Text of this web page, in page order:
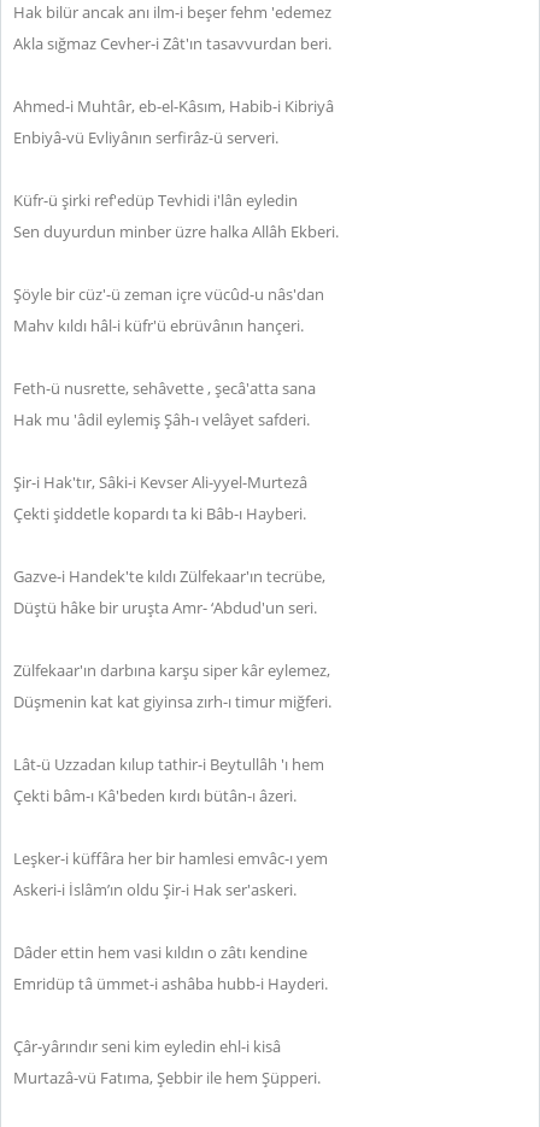
Hak bilür ancak anı ilm-i beşer fehm 'edemez
Akla sığmaz Cevher-i Zât'ın tasavvurdan beri.
Ahmed-i Muhtâr, eb-el-Kâsım, Habib-i Kibriyâ
Enbiyâ-vü Evliyânın serfirâz-ü serveri.
Küfr-ü şirki ref'edüp Tevhidi i'lân eyledin
Sen duyurdun minber üzre halka Allâh Ekberi.
Şöyle bir cüz'-ü zeman içre vücûd-u nâs'dan
Mahv kıldı hâl-i küfr'ü ebrüvânın hançeri.
Feth-ü nusrette, sehâvette , şecâ'atta sana
Hak mu 'âdil eylemiş Şâh-ı velâyet safderi.
Şir-i Hak'tır, Sâki-i Kevser Ali-yyel-Murtezâ
Çekti şiddetle kopardı ta ki Bâb-ı Hayberi.
Gazve-i Handek'te kıldı Zülfekaar'ın tecrübe,
Düştü hâke bir uruşta Amr- ‘Abdud'un seri.
Zülfekaar'ın darbına karşu siper kâr eylemez,
Düşmenin kat kat giyinsa zırh-ı timur miğferi.
Lât-ü Uzzadan kılup tathir-i Beytullâh 'ı hem
Çekti bâm-ı Kâ'beden kırdı bütân-ı âzeri.
Leşker-i küffâra her bir hamlesi emvâc-ı yem
Askeri-i İslâm’ın oldu Şir-i Hak ser'askeri.
Dâder ettin hem vasi kıldın o zâtı kendine
Emridüp tâ ümmet-i ashâba hubb-i Hayderi.
Çâr-yârındır seni kim eyledin ehl-i kisâ
Murtazâ-vü Fatıma, Şebbir ile hem Şüpperi.